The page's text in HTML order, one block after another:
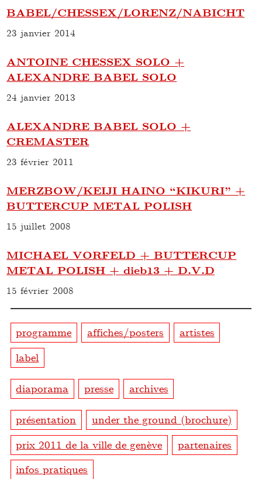
BABEL/CHESSEX/LORENZ/NABICHT
23 janvier 2014
ANTOINE CHESSEX SOLO +
ALEXANDRE BABEL SOLO
24 janvier 2013
ALEXANDRE BABEL SOLO +
CREMASTER
23 février 2011
MERZBOW/KEIJI HAINO “KIKURI” +
BUTTERCUP METAL POLISH
15 juillet 2008
MICHAEL VORFELD + BUTTERCUP
METAL POLISH + dieb13 + D.V.D
15 février 2008
programme affiches/posters
artistes
label
diaporama presse archives
présentation
under the ground (brochure)
prix 2011 de la ville de genève
partenaires
infos pratiques